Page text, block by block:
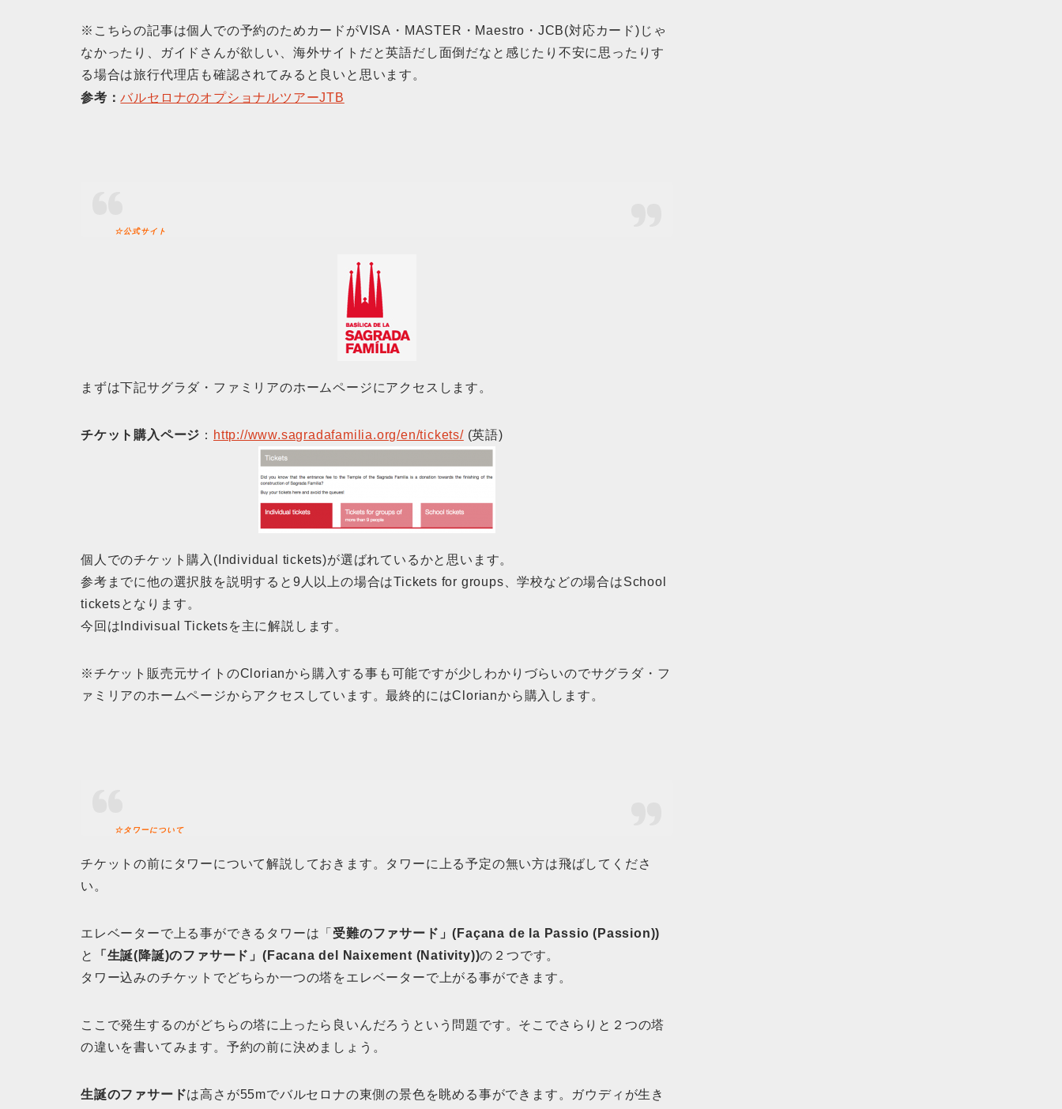
※こちらの記事は個人での予約のためカードがVISA・MASTER・Maestro・JCB(対応カード)じゃ
なかったり、ガイドさんが欲しい、海外サイトだと英語だし面倒だなと感じたり不安に思ったりす
る場合は旅行代理店も確認されてみると良いと思います。
参考：バルセロナのオプショナルツアーJTB
☆公式サイト
まずは下記サグラダ・ファミリアのホームページにアクセスします。
チケット購入ページ ： http://www.sagradafamilia.org/en/tickets/ (英語)
個人でのチケット購入(Individual tickets)が選ばれているかと思います。
参考までに他の選択肢を説明すると9人以上の場合はTickets for groups、学校などの場合はSchool
ticketsとなります。
今回はIndivisual Ticketsを主に解説します。
※チケット販売元サイトのClorianから購入する事も可能ですが少しわかりづらいのでサグラダ・フ
ァミリアのホームページからアクセスしています。最終的にはClorianから購入します。
☆タワーについて
チケットの前にタワーについて解説しておきます。タワーに上る予定の無い方は飛ばしてくださ
い。
エレベーターで上る事ができるタワーは「 受難のファサード」(Façana de la Passio (Passion))
と
「生誕(降誕)のファサード」(Facana del Naixement (Nativity))の２つです。
タワー込みのチケットでどちらか一つの塔をエレベーターで上がる事ができます。
ここで発生するのがどちらの塔に上ったら良いんだろうという問題です。そこでさらりと２つの塔
の違いを書いてみます。予約の前に決めましょう。
生誕のファサードは高さが55mでバルセロナの東側の景色を眺める事ができます。ガウディが生き